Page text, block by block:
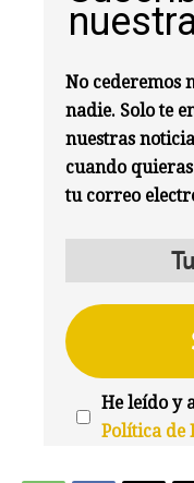
No cederemos
nadie. Solo te
nuestras
cuando
tu correo
He leído y
Política de